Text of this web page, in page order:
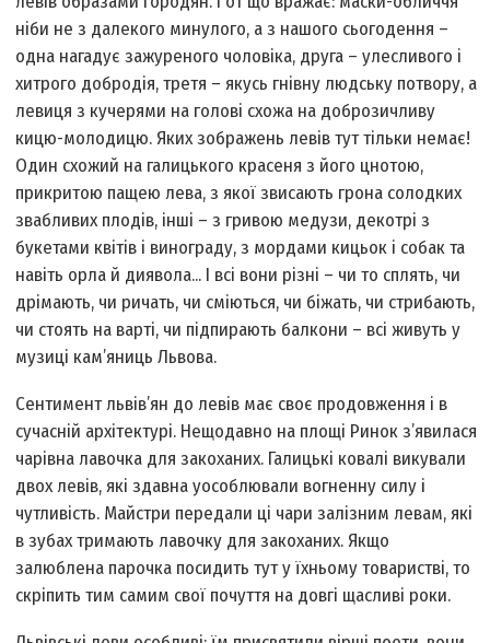
ніби не з далекого минулого, а з нашого сьогодення –
одна нагадує зажуреного чоловіка, друга – улесливого і
хитрого добродія, третя – якусь гнівну людську потвору, а
левиця з кучерями на голові схожа на доброзичливу
кицю-молодицю. Яких зображень левів тут тільки немає!
Один схожий на галицького красеня з його цнотою,
прикритою пащею лева, з якої звисають грона солодких
звабливих плодів, інші – з гривою медузи, декотрі з
букетами квітів і винограду, з мордами кицьок і собак та
навіть орла й диявола... І всі вони різні – чи то сплять, чи
дрімають, чи ричать, чи сміються, чи біжать, чи стрибають,
чи стоять на варті, чи підпирають балкони – всі живуть у
музиці кам’яниць Львова.
Сентимент львів’ян до левів має своє продовження і в
сучасній архітектурі. Нещодавно на площі Ринок з’явилася
чарівна лавочка для закоханих. Галицькі ковалі викували
двох левів, які здавна уособлювали вогненну силу і
чутливість. Майстри передали ці чари залізним левам, які
в зубах тримають лавочку для закоханих. Якщо
залюблена парочка посидить тут у їхньому товаристві, то
скріпить тим самим свої почуття на довгі щасливі роки.